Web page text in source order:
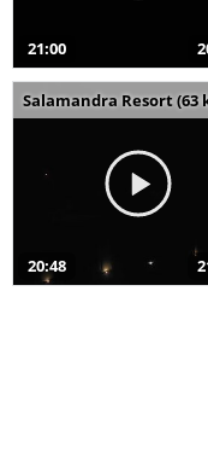
21:00
Salamandra Resort (63
20:48